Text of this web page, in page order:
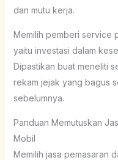
dan mutu kerja.
Memilih pemberi service
yaitu investasi dalam
Dipastikan buat meneliti
rekam jejak yang bagus
sebelumnya.
Panduan Memutuskan
Mobil
Memilih jasa pemasaran